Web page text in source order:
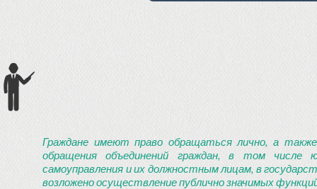
Граждане имеют право обращаться лично, а
обращения объединений граждан, в том числе
самоуправления и их должностным лицам, в
возложено осуществление публично значимых